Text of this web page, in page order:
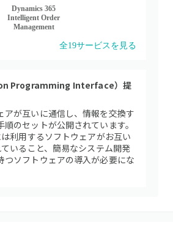
Dynamics 365
Intelligent Order
Management
全19サービスを見る
Programming Interface）提
アが互いに通信し、情報を交換す
のセットが公開されています。
利用するソフトウェアがお互い
いること、簡易なシステム開発
つソフトウェアの導入が必要にな